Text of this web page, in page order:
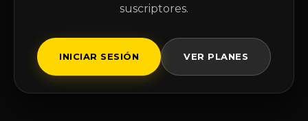
suscriptores.
INICIAR SESIÓN VER PLANES